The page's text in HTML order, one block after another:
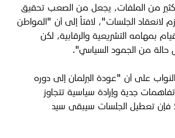
من الملفات، يجعل من الصعب تحقيق
لانعقاد الجلسات"، لافتاً إلى أن "المواطن
بمهامه التشريعية والرقابية، لكن
حالة من الجمود السياسي".
على أن "عودة البرلمان إلى دوره
جدية وإرادة سياسية تتجاوز
فإن تعطيل الجلسات سيبقى سيد